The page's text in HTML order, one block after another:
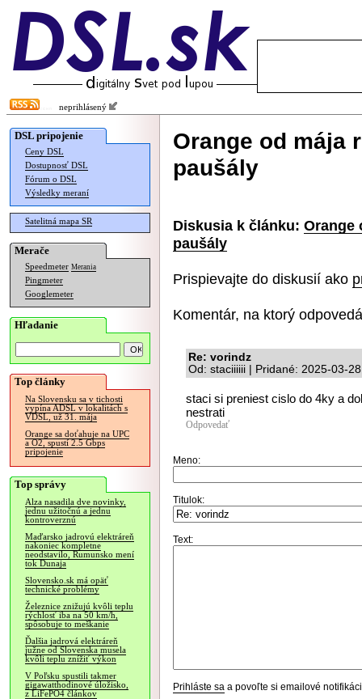
neprihlásený
DSL pripojenie
Ceny DSL
Dostupnosť DSL
Fórum o DSL
Výsledky meraní
Satelitná mapa SR
Merače
Speedmeter Merania
Pingmeter
Googlemeter
Hľadanie
Top články
Na Slovensku sa v tichosti
vypína ADSL v lokalitách s
VDSL, už 31. mája
Orange sa doťahuje na UPC
a O2, spustí 2.5 Gbps
pripojenie
Top správy
Alza nasadila dve novinky,
jednu užitočnú a jednu
kontroverznú
Maďarsko jadrovú elektráreň
nakoniec kompletne
neodstavilo, Rumunsko mení
tok Dunaja
Slovensko.sk má opäť
technické problémy
Železnice znižujú kvôli teplu
rýchlosť iba na 50 km/h,
spôsobuje to meškanie
Ďalšia jadrová elektráreň
južne od Slovenska musela
kvôli teplu znížiť výkon
V Poľsku spustili takmer
gigawatthodinové úložisko,
z LiFePO4 článkov
Orange od mája
paušály
Diskusia k článku: Orange
paušály
Prispievajte do diskusií ako
Komentár, na ktorý
Re: vorindz
Od: staciiiiii | Pridané: 2025-03-
staci si preniest cislo do 4ky a
nestrati
Odpovedať
Meno:
Titulok:
Text:
Prihláste sa a povoľte si emailové